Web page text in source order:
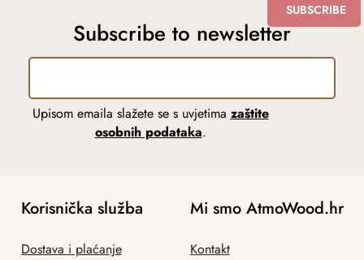
Subscribe to newsletter
Upisom emaila slažete se s uvjetima zaštite
osobnih podataka.
SUBSCRIBE
Korisnička služba
Dostava i plaćanje
Mi smo AtmoWood.hr
Kontakt